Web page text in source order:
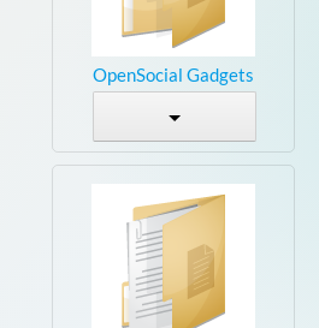
OpenSocial Gadgets